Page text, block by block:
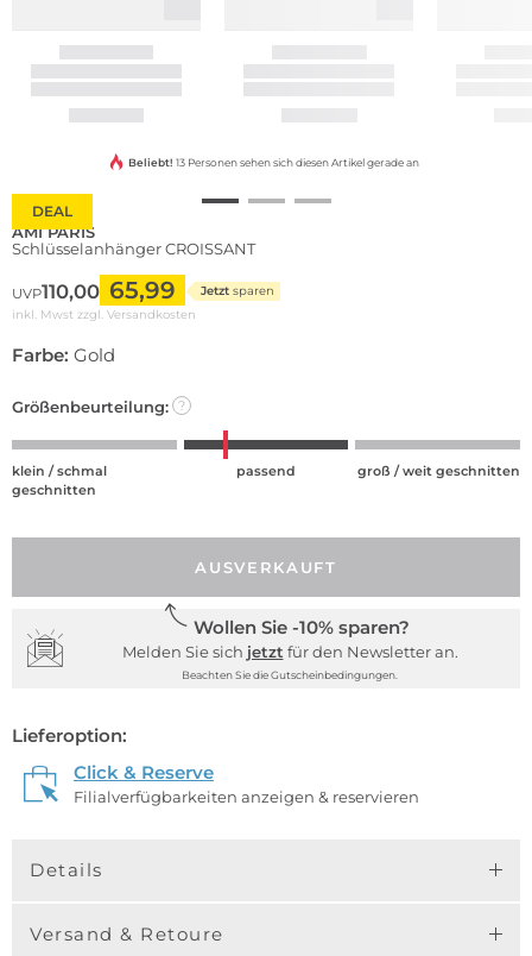
DEAL
Beliebt! 13 Personen sehen sich diesen Artikel gerade an
AMI PARIS
Schlüsselanhänger CROISSANT
UVP110,00 65,99 Jetzt sparen
inkl. Mwst zzgl. Versandkosten
Farbe: Gold
Größenbeurteilung: ?
klein / schmal
geschnitten
passend groß / weit geschnitten
AUSVERKAUFT
Wollen Sie -10% sparen?
Melden Sie sich jetzt für den Newsletter an.
Beachten Sie die Gutscheinbedingungen.
Lieferoption:
Click & Reserve
Filialverfügbarkeiten anzeigen & reservieren
Details
Versand & Retoure